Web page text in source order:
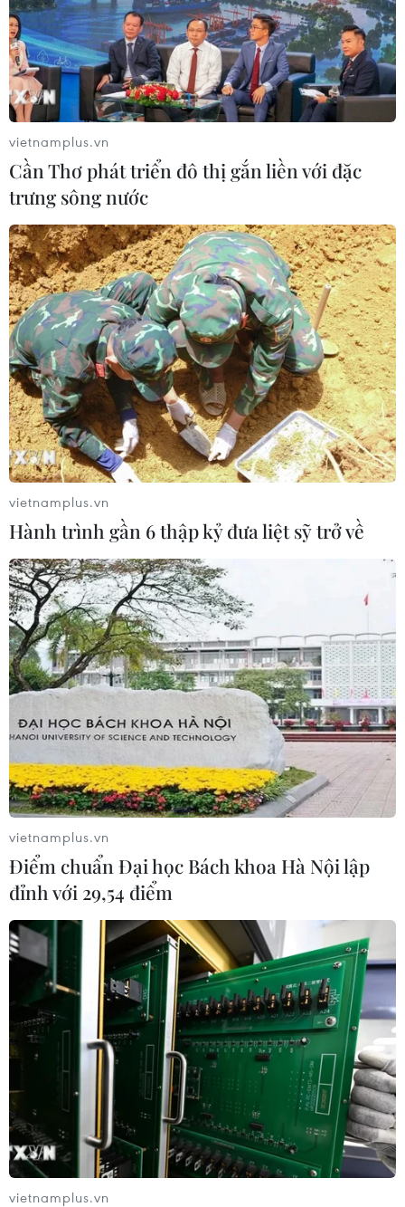
vietnamplus.vn
Cần Thơ phát triển đô thị gắn liền với đặc
trưng sông nước
vietnamplus.vn
Hành trình gần 6 thập kỷ đưa liệt sỹ trở về
vietnamplus.vn
Điểm chuẩn Đại học Bách khoa Hà Nội lập
đỉnh với 29,54 điểm
vietnamplus.vn